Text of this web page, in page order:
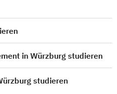
in Würzburg studieren
studieren